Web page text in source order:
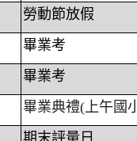
勞動節放假
畢業考
畢業考
畢業典禮(上午國
期末評量日